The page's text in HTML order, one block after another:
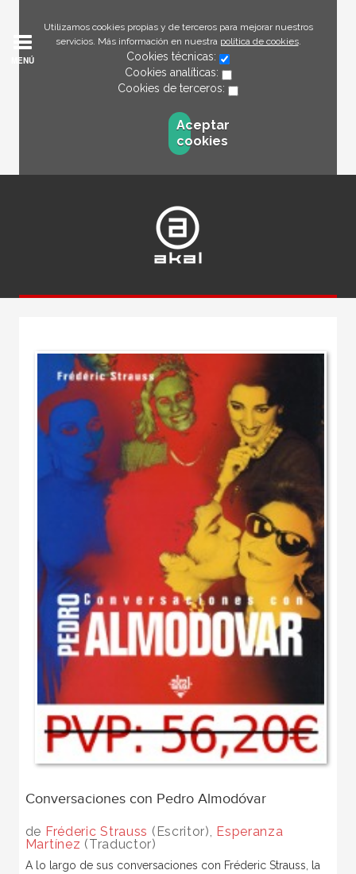
Utilizamos cookies propias y de terceros para mejorar nuestros
servicios. Más información en nuestra política de cookies.
Cookies técnicas:
Cookies analíticas:
Cookies de terceros:
Aceptar
cookies
MENÚ
Conversaciones con Pedro Almodóvar
de Fréderic Strauss (Escritor), Esperanza
Martínez (Traductor)
A lo largo de sus conversaciones con Fréderic Strauss, la